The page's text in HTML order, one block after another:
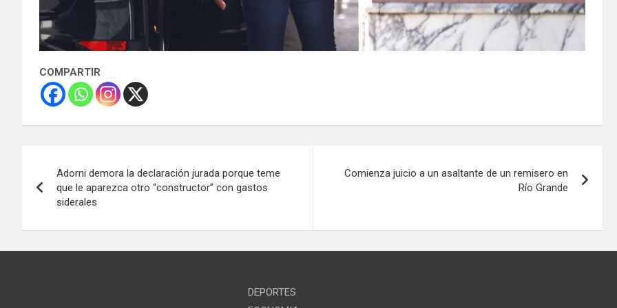
COMPARTIR
de
Adorni demora la declaración jurada porque teme
que le aparezca otro “constructor” con gastos
siderales
Comienza juicio a un asaltante de un remisero en
Río Grande
DEPORTES